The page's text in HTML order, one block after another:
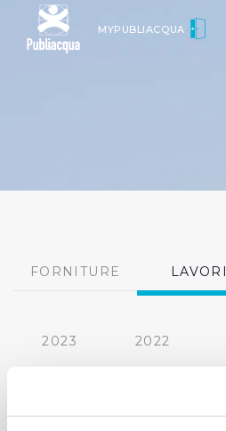
MYPUBLIACQUA
FORNITURE LAVORI
2023 2022
2015 2014